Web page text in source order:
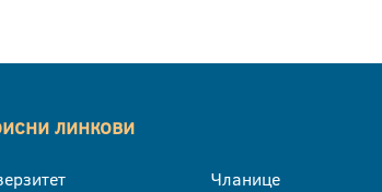
линкови
Чланице